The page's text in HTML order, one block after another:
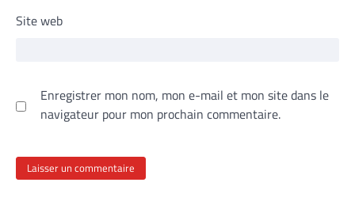
Site web
Enregistrer mon nom, mon e-mail et mon site dans le
navigateur pour mon prochain commentaire.